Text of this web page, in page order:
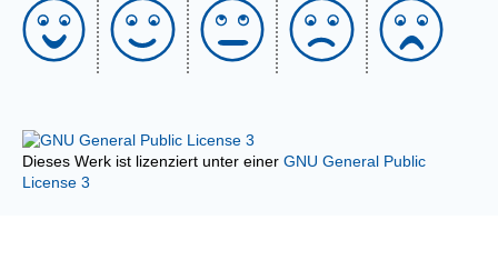
Dieses Werk ist lizenziert unter einer GNU General Public
License 3